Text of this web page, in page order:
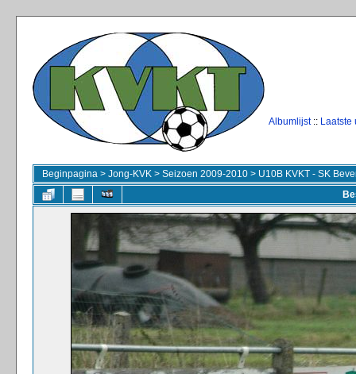
Albumlijst:: Laatste
Beginpagina > Jong-KVK > Seizoen 2009-2010 > U10B KVKT - SK